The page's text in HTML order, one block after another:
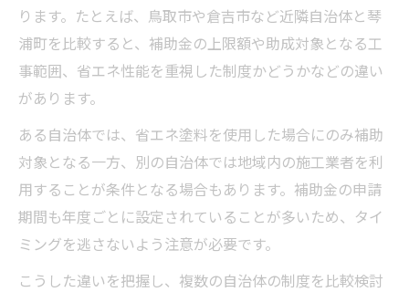
ります。たとえば、鳥取市や倉吉市など近隣自治体と琴
浦町を比較すると、補助金の上限額や助成対象となる工
事範囲、省エネ性能を重視した制度かどうかなどの違い
があります。
ある自治体では、省エネ塗料を使用した場合にのみ補助
対象となる一方、別の自治体では地域内の施工業者を利
用することが条件となる場合もあります。補助金の申請
期間も年度ごとに設定されていることが多いため、タイ
ミングを逃さないよう注意が必要です。
こうした違いを把握し、複数の自治体の制度を比較検討